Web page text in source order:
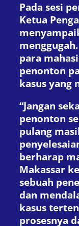
Pada sesi
Ketua
para
penonton
kasus yang
“Jangan
penonton
pulang
berharap
Makassar
sebuah
dan
kasus
prosesnya